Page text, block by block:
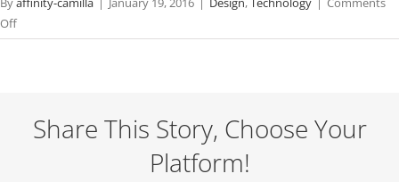
Offon
Nullam
Share This Story, Choose Your
Platform!